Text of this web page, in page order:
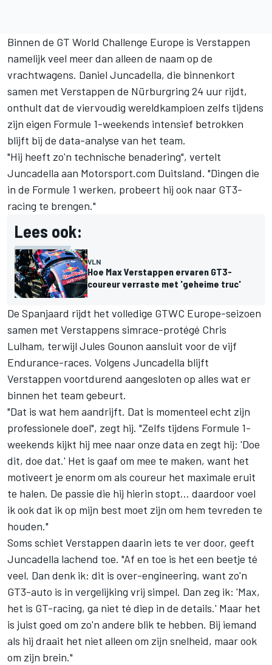
Binnen de GT World Challenge Europe is Verstappen
namelijk veel meer dan alleen de naam op de
vrachtwagens. Daniel Juncadella, die binnenkort
samen met Verstappen de Nürburgring 24 uur rijdt,
onthult dat de viervoudig wereldkampioen zelfs tijdens
zijn eigen Formule 1-weekends intensief betrokken
blijft bij de data-analyse van het team.
"Hij heeft zo'n technische benadering", vertelt
Juncadella aan Motorsport.com Duitsland. "Dingen die
in de Formule 1 werken, probeert hij ook naar GT3-
racing te brengen."
Lees ook:
VLN
Hoe Max Verstappen ervaren GT3-
coureur verraste met 'geheime truc'
De Spanjaard rijdt het volledige GTWC Europe-seizoen
samen met Verstappens simrace-protégé Chris
Lulham, terwijl Jules Gounon aansluit voor de vijf
Endurance-races. Volgens Juncadella blijft
Verstappen voortdurend aangesloten op alles wat er
binnen het team gebeurt.
"Dat is wat hem aandrijft. Dat is momenteel echt zijn
professionele doel", zegt hij. "Zelfs tijdens Formule 1-
weekends kijkt hij mee naar onze data en zegt hij: 'Doe
dit, doe dat.' Het is gaaf om mee te maken, want het
motiveert je enorm om als coureur het maximale eruit
te halen. De passie die hij hierin stopt… daardoor voel
ik ook dat ik op mijn best moet zijn om hem tevreden te
houden."
Soms schiet Verstappen daarin iets te ver door, geeft
Juncadella lachend toe. "Af en toe is het een beetje té
veel. Dan denk ik: dit is over-engineering, want zo'n
GT3-auto is in vergelijking vrij simpel. Dan zeg ik: 'Max,
het is GT-racing, ga niet té diep in de details.' Maar het
is juist goed om zo'n andere blik te hebben. Bij iemand
als hij draait het niet alleen om zijn snelheid, maar ook
om zijn brein."